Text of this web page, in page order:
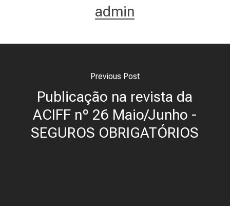
admin
Previous Post
Publicação na revista da
ACIFF nº 26 Maio/Junho -
SEGUROS OBRIGATÓRIOS